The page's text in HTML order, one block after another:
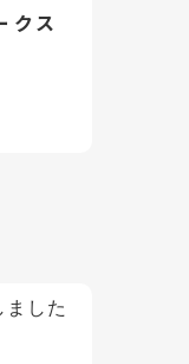
クス